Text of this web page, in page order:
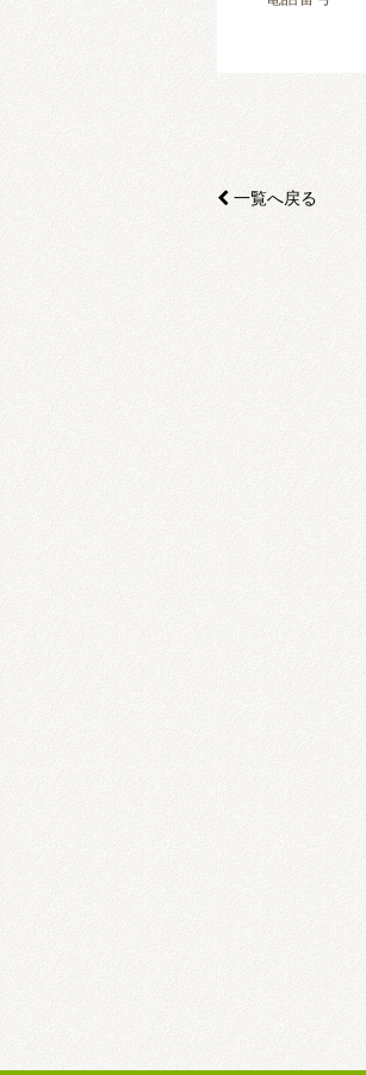
 一覧へ戻る